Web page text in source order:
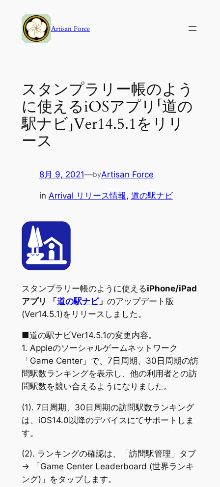
Artisan Force
スタンプラリー帳のよう
に使えるiOSアプリ「道の
駅ナビ」Ver14.5.1をリリ
ース
8月 9, 2021—byArtisan Force
in Arrival リリース情報, 道の駅ナビ
スタンプラリー帳のように使えるiPhone/iPad
アプリ 「道の駅ナビ」 のアップデート版
(Ver14.5.1)をリリースしました。
■道の駅ナビVer14.5.1の変更内容。
1. Appleのソーシャルゲームネットワーク
「Game Center」で、7日周期、30日周期の訪
問駅数ランキングを表示し、他の利用者との訪
問駅数を競い合えるようになりました。
(1). 7日周期、30日周期の訪問駅数ランキング
は、iOS14.0以降のデバイスにてサポートしま
す。
(2). ランキングの確認は、「訪問駅管理」タブ
-> 「Game Center Leaderboard (世界ランキ
ング)」をタップします。